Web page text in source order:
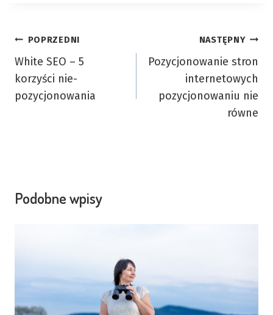
v
:
Nawigacja
wpisu
POPRZEDNI
White SEO – 5
korzyści nie-
pozycjonowania
NASTĘPNY
Pozycjonowanie stron
internetowych
pozycjonowaniu nie
równe
Podobne wpisy